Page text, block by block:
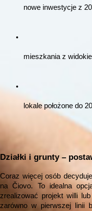
nowe inwestycje z
mieszkania z
lokale położone do
Działki i grunty –
Coraz więcej osób
na Čiovo. To idealna
zrealizować projekt willi
zarówno w pierwszej linii